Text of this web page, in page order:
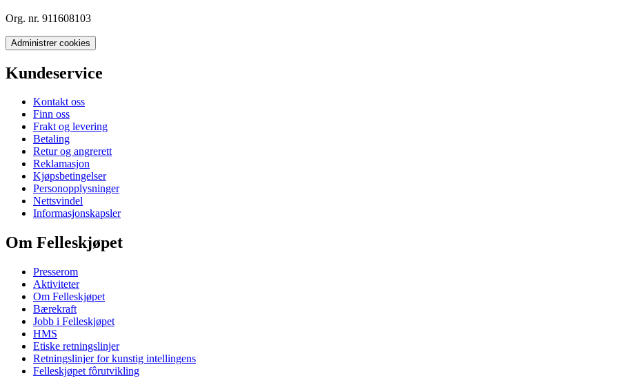
Org. nr. 911608103
Administrer cookies
Kundeservice
Kontakt oss
Finn oss
Frakt og levering
Betaling
Retur og angrerett
Reklamasjon
Kjøpsbetingelser
Personopplysninger
Nettsvindel
Informasjonskapsler
Om Felleskjøpet
Presserom
Aktiviteter
Om Felleskjøpet
Bærekraft
Jobb i Felleskjøpet
HMS
Etiske retningslinjer
Retningslinjer for kunstig intellingens
Felleskjøpet fôrutvikling